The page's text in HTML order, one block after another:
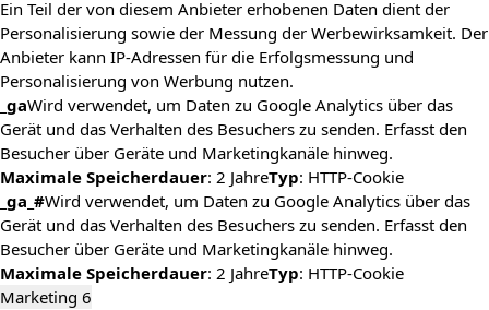
Ein Teil der von diesem Anbieter erhobenen Daten dient der
Personalisierung sowie der Messung der Werbewirksamkeit. Der
Anbieter kann IP-Adressen für die Erfolgsmessung und
Personalisierung von Werbung nutzen.
_gaWird verwendet, um Daten zu Google Analytics über das
Gerät und das Verhalten des Besuchers zu senden. Erfasst den
Besucher über Geräte und Marketingkanäle hinweg.
Maximale Speicherdauer: 2 JahreTyp: HTTP-Cookie
_ga_#Wird verwendet, um Daten zu Google Analytics über das
Gerät und das Verhalten des Besuchers zu senden. Erfasst den
Besucher über Geräte und Marketingkanäle hinweg.
Maximale Speicherdauer: 2 JahreTyp: HTTP-Cookie
Marketing 6